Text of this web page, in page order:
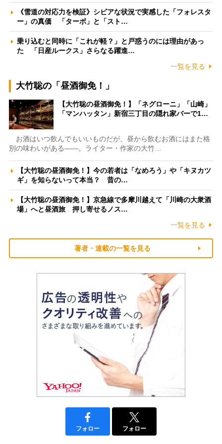
《雪道の対応力を検証》シビアな状況で実感した「フォレスタ
ー」の真価 「ターボ」と「スト…
乗り込むと同時に「これが軽？」と戸惑うのには理由があっ
た 「日産ルークス」さらなる躍進…
一覧を見る
大竹聡の「昼酒御免！」
【大竹聡の昼酒御免！】「ネグローニ」「山崎」
「マンハッタン」新宿三丁目の隠れ家バーで1…
お酒はいつ飲んでもいいものだが、昼から飲むお酒にはまた格
別の味わいがある――。ライター・作家の大竹…
【大竹聡の昼酒御免！】今の若者は「なめろう」や「キヌカツ
ギ」を知らないって本当？ 昔の…
【大竹聡の昼酒御免！】京急線で多摩川越えて「川崎の大衆酒
場」へと昼酒旅 押し寄せるノス…
一覧を見る
著者・連載の一覧を見る
フォロー フォロー